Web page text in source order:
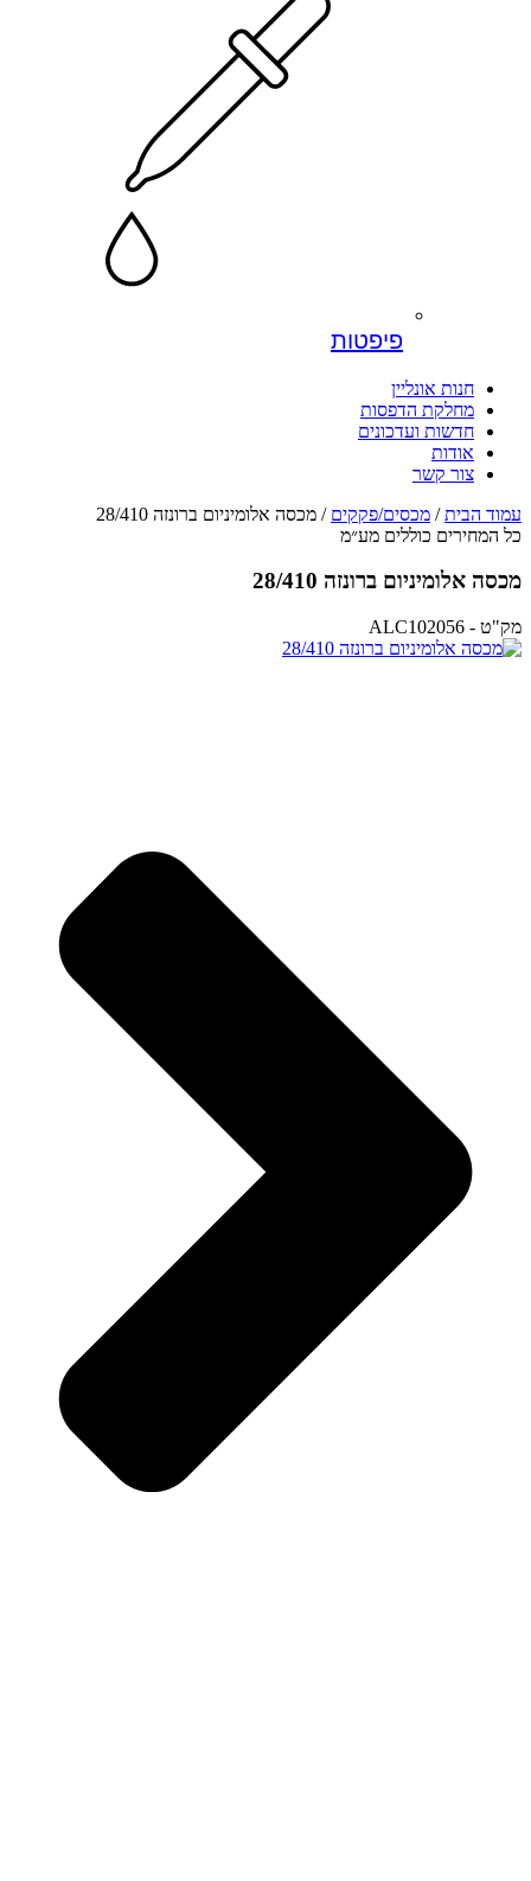
פיפטות
חנות אונליין
מחלקת הדפסות
חדשות ועדכונים
אודות
צור קשר
עמוד הבית/ מכסים/פקקים / מכסה אלומיניום ברונזה 28/410
כל המחירים כוללים מע״מ
מכסה אלומיניום ברונזה 28/410
מק"ט - ALC102056